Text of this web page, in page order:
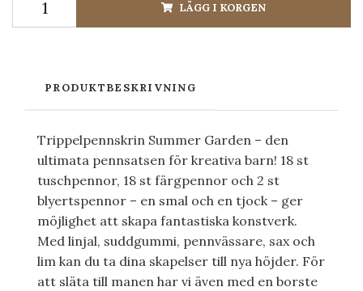
LÄGG I KORGEN
PRODUKTBESKRIVNING
Trippelpennskrin Summer Garden – den
ultimata pennsatsen för kreativa barn! 18 st
tuschpennor, 18 st färgpennor och 2 st
blyertspennor – en smal och en tjock – ger
möjlighet att skapa fantastiska konstverk.
Med linjal, suddgummi, pennvässare, sax och
lim kan du ta dina skapelser till nya höjder. För
att släta till manen har vi även med en borste